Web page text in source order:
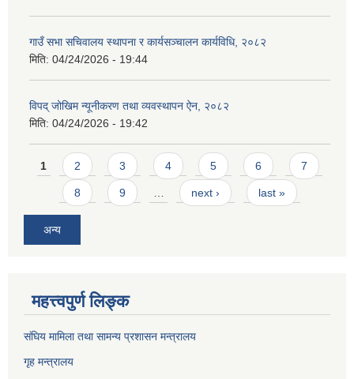
गाउँ सभा सचिवालय स्थापना र कार्यसञ्चालन कार्यविधि, २०८२
मिति: 04/24/2026 - 19:44
विपद् जोखिम न्यूनीकरण तथा व्यवस्थापन ऐन, २०८२
मिति: 04/24/2026 - 19:42
Pages
1 2 3 4 5 6 7
8 9 next › last »
अन्य
महत्त्वपुर्ण लिङ्क
संघिय मामिला तथा सामन्य प्रशासन मन्त्रालय
गृह मन्त्रालय